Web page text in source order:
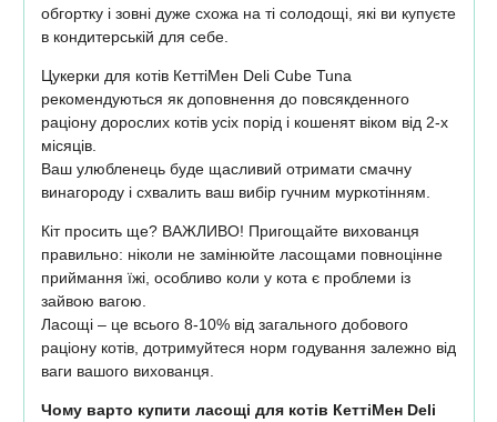
обгортку і зовні дуже схожа на ті солодощі, які ви купуєте
в кондитерській для себе.
Цукерки для котів КеттіМен Deli Cube Tuna
рекомендуються як доповнення до повсякденного
раціону дорослих котів усіх порід і кошенят віком від 2-х
місяців.
Ваш улюбленець буде щасливий отримати смачну
винагороду і схвалить ваш вибір гучним муркотінням.
Кіт просить ще? ВАЖЛИВО! Пригощайте вихованця
правильно: ніколи не замінюйте ласощами повноцінне
приймання їжі, особливо коли у кота є проблеми із
зайвою вагою.
Ласощі – це всього 8-10% від загального добового
раціону котів, дотримуйтеся норм годування залежно від
ваги вашого вихованця.
Чому варто купити ласощі для котів КеттіМен Deli